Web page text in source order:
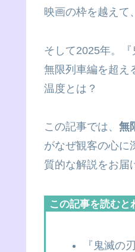
映画の枠を越えて
そして2025年。『
無限列車編を超
温度とは？
この記事では、 無
がなぜ観客の心に
質的な解説をお届
この記事を読むと
『鬼滅の